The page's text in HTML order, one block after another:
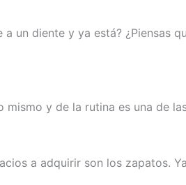
un diente y ya está? ¿Piensas
y de la rutina es una de
a adquirir son los zapatos.